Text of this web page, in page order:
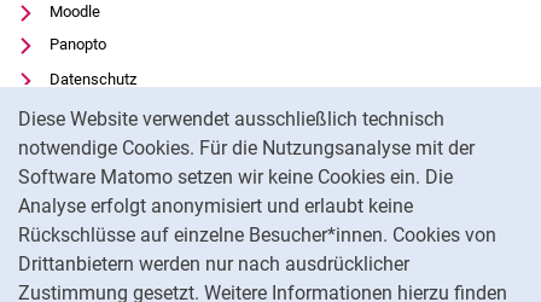
Diese Website verwendet ausschließlich technisch
notwendige Cookies. Für die Nutzungsanalyse mit der
Software Matomo setzen wir keine Cookies ein. Die
Analyse erfolgt anonymisiert und erlaubt keine
Rückschlüsse auf einzelne Besucher*innen. Cookies von
Drittanbietern werden nur nach ausdrücklicher
Zustimmung gesetzt. Weitere Informationen hierzu finden
Moodle
Panopto
Datenschutz
Barrierefreiheit
Transparenter KI-Einsatz
Impressum
Externer Link: Universität Kassel auf
Facebook (öffnet neues Fenster)
Externer Link: Universität Kassel auf
Youtube(öffnet neues Fenster)
Externer Link: Universität Kassel auf
Instagram (öffnet neues Fenster)